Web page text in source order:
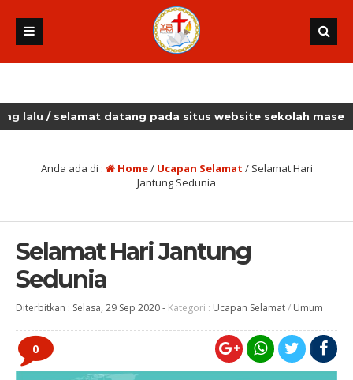
/ selamat datang pada situs website sekolah masehi kudus
Anda ada di : Home/ Ucapan Selamat / Selamat Hari
Jantung Sedunia
Selamat Hari Jantung
Sedunia
Diterbitkan : Selasa, 29 Sep 2020- Kategori : Ucapan Selamat/ Umum
0